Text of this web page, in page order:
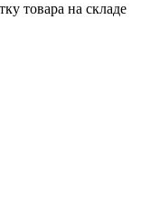
товара на складе